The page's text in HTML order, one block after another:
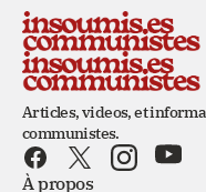
Articles, videos, et
communistes.
À propos